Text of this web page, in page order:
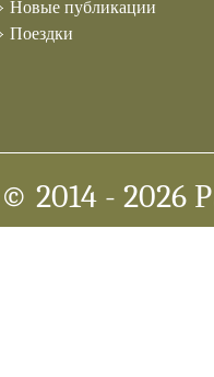
Новые публикации
Поездки
© 2014 - 2026